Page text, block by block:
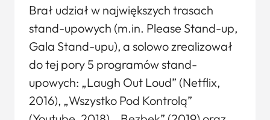
Brał udział w największych trasach
stand-upowych (m.in. Please Stand-up,
Gala Stand-upu), a solowo zrealizował
do tej pory 5 programów stand-
upowych: „Laugh Out Loud” (Netflix,
2016), „Wszystko Pod Kontrolą”